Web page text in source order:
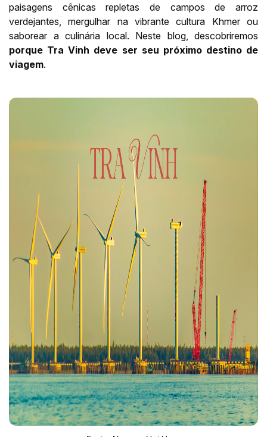
paisagens cênicas repletas de campos de arroz
verdejantes, mergulhar na vibrante cultura Khmer ou
saborear a culinária local. Neste blog, descobriremos
porque Tra Vinh deve ser seu próximo destino de
viagem.